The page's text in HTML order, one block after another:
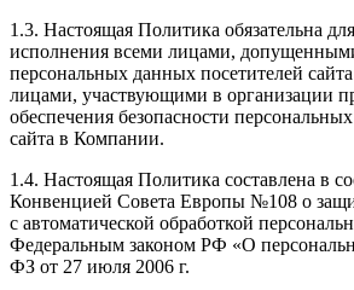
1.3. Настоящая Политика обязательна
исполнения всеми лицами,
персональных данных посетителей
лицами, участвующими в организации
обеспечения безопасности
сайта в Компании.
1.4. Настоящая Политика составлена в
Конвенцией Совета Европы №108 о
с автоматической обработкой
Федеральным законом РФ «О
ФЗ от 27 июля 2006 г.